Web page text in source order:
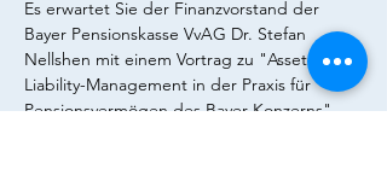
Es erwartet Sie der Finanzvorstand der
Bayer Pensionskasse VvAG Dr. Stefan
Nellshen mit einem Vortrag zu "Asset-
Liability-Management in der Praxis für
Pensionsvermögen des Bayer-Konzerns".